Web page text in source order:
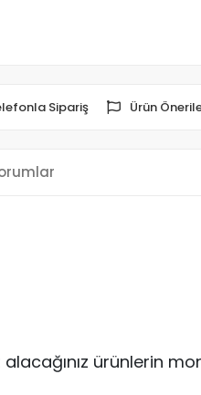
Sipariş Ürün
ürünlerin